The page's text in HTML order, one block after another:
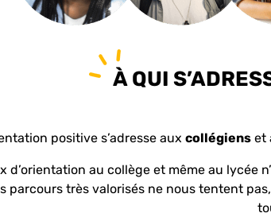
À QUI
positive s’adresse aux collégiens et
d’orientation au collège et même au lycée
parcours très valorisés ne nous tentent